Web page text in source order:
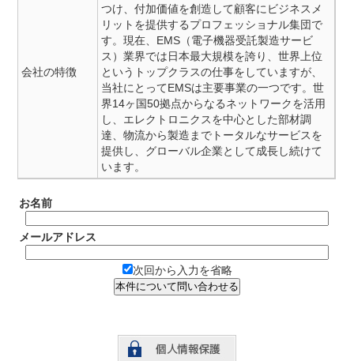
会社の特徴
つけ、付加価値を創造して顧客にビジネスメ
リットを提供するプロフェッショナル集団で
す。現在、EMS（電子機器受託製造サービ
ス）業界では日本最大規模を誇り、世界上位
というトップクラスの仕事をしていますが、
当社にとってEMSは主要事業の一つです。世
界14ヶ国50拠点からなるネットワークを活用
し、エレクトロニクスを中心とした部材調
達、物流から製造までトータルなサービスを
提供し、グローバル企業として成長し続けて
います。
お名前
メールアドレス
次回から入力を省略
本件について問い合わせる